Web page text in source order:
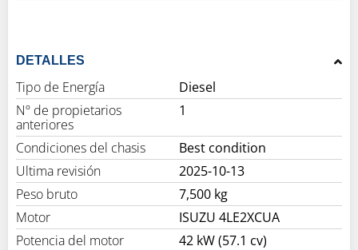
DETALLES
Tipo de Energía
Diesel
Nº de propietarios
anteriores
1
Condiciones del chasis
Best condition
Ultima revisión
2025-10-13
Peso bruto
7,500 kg
Motor
ISUZU 4LE2XCUA
Potencia del motor
42 kW (57.1 cv)